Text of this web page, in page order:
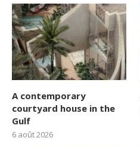
A contemporary
courtyard house in the
Gulf
6 août 2026